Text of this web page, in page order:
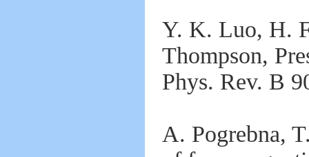
Y. K. Luo, H.
Thompson,
Phys. Rev. B
A. Pogrebna,